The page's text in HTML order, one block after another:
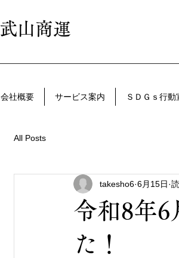
武山商運
会社概要 サービス案内 ＳＤＧｓ行動
All Posts
令和8年
た！
takesho6 6月15日